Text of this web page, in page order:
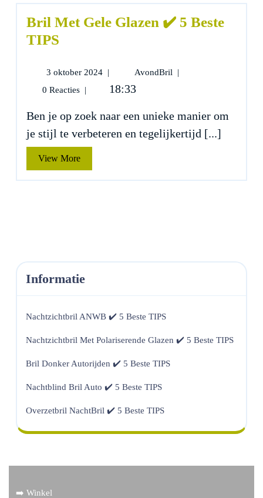
Bril Met Gele Glazen ✔️ 5 Beste
TIPS
3 oktober 2024 3
2024
| AvondBril
Bril
✔️
5
|
0 Reacties | 18:33
Ben je op zoek naar een unieke manier om
je stijl te verbeteren en tegelijkertijd [...]
View MoreView
More
Informatie
Nachtzichtbril ANWB ✔️ 5 Beste TIPS
Nachtzichtbril Met Polariserende Glazen ✔️ 5 Beste TIPS
Bril Donker Autorijden ✔️ 5 Beste TIPS
Nachtblind Bril Auto ✔️ 5 Beste TIPS
Overzetbril NachtBril ✔️ 5 Beste TIPS
➡️ Winkel